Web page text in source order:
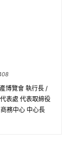
博覽會 執行長 /
表處 代表取締役
務中心 中心長